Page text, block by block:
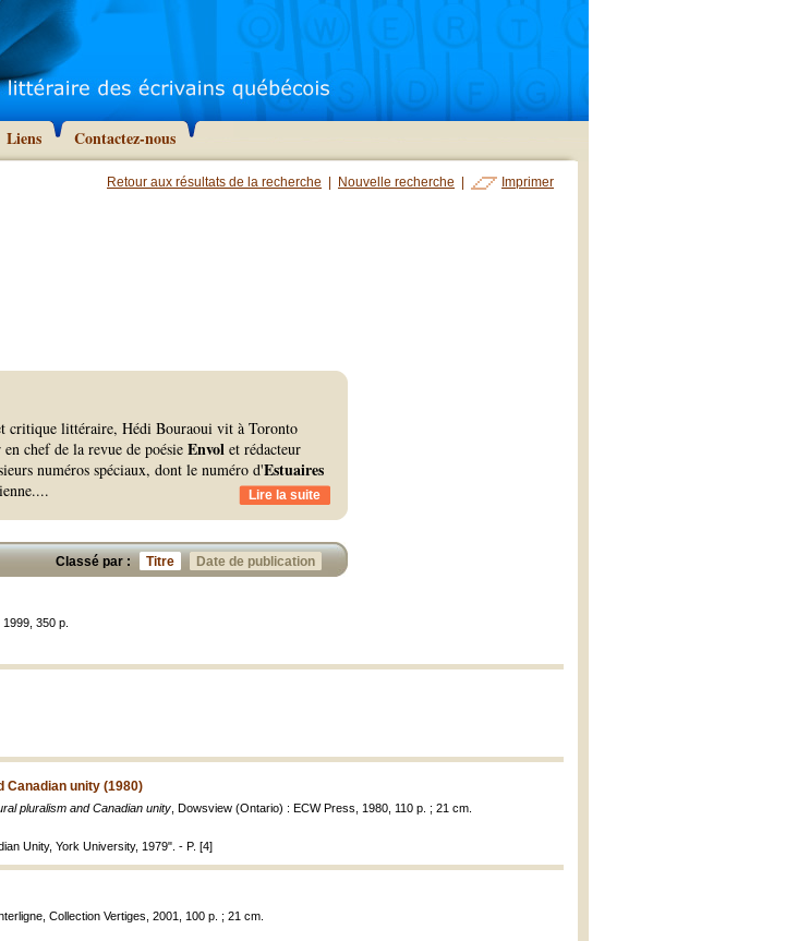
Liens Contactez-nous
Retour aux résultats de la recherche Nouvelle recherche Imprimer
critique littéraire, Hédi Bouraoui vit à Toronto
chef de la revue de poésie Envol et rédacteur
numéros spéciaux, dont le numéro d'Estuaires
... Lire la suite
Classé par : Titre Date de publication
1999, 350 p.
Canadian unity (1980)
pluralism and Canadian unity , Dowsview (Ontario) : ECW Press, 1980, 110 p. ; 21 cm.
Unity, York University, 1979". - P. [4]
Collection Vertiges, 2001, 100 p. ; 21 cm.